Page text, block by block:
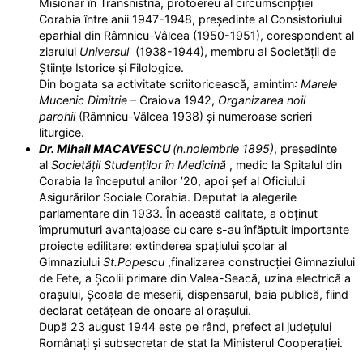
Misionar în Transnistria, protoereu al circumscripției
Corabia între anii 1947-1948, președinte al Consistoriului
eparhial din Râmnicu-Vâlcea (1950-1951), corespondent al
ziarului Universul(1938-1944), membru al Societății de
Științe Istorice și Filologice.
Din bogata sa activitate scriitoricească, amintim: Marele
Mucenic Dimitrie – Craiova 1942, Organizarea noii
parohii (Râmnicu-Vâlcea 1938) și numeroase scrieri
liturgice.
Dr. Mihail MACAVESCU(n.noiembrie 1895), președinte
al Societății Studenților în Medicină , medic la Spitalul din
Corabia la începutul anilor ’20, apoi șef al Oficiului
Asigurărilor Sociale Corabia. Deputat la alegerile
parlamentare din 1933. În această calitate, a obținut
împrumuturi avantajoase cu care s-au înfăptuit importante
proiecte edilitare: extinderea spațiului școlar al
Gimnaziului St.Popescu ,finalizarea construcției Gimnaziului
de Fete, a Școlii primare din Valea-Seacă, uzina electrică a
orașului, Școala de meserii, dispensarul, baia publică, fiind
declarat cetățean de onoare al orașului.
După 23 august 1944 este pe rând, prefect al județului
Românați și subsecretar de stat la Ministerul Cooperației.